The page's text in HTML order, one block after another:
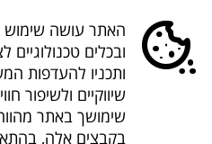
סניפי flyeast בעולם
סניפי flyeast בעולם
סניף flyeast תאילנד
קישורים נוספים
ובכלים
ותכניו להעדפות
שיווקיים ולשיפור
שימושך באתר
בקבצים אלה,